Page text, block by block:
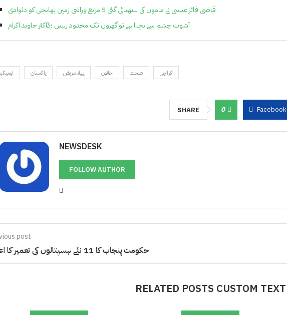
قاضی فائز عیسیٰ نے ماموں کی ہتھیائی گئی 5 مربع وراثتی زمین بھانجی کو دلوادی
آشوب چشم سے بچنا ہے تو گھروں تک محدود رہیں ؛ڈاکٹر جاوید اکرام
پاکستان پہلا مریض خاتون صحت کراچی
SHARE 0 Facebook
NEWSDESK
FOLLOW AUTHOR
post
حکومت پنجاب کا 11 نئے ہسپتالوں کی تعمیر کا اعلان
RELATED POSTS CUSTOM TEXT